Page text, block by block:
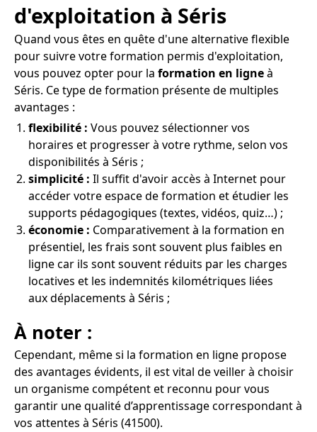
d'exploitation à Séris
Quand vous êtes en quête d'une alternative flexible
pour suivre votre formation permis d'exploitation,
vous pouvez opter pour la formation en ligneà
Séris. Ce type de formation présente de multiples
avantages :
flexibilité : Vous pouvez sélectionner vos
horaires et progresser à votre rythme, selon vos
disponibilités à Séris ;
simplicité : Il suffit d'avoir accès à Internet pour
accéder votre espace de formation et étudier les
supports pédagogiques (textes, vidéos, quiz…) ;
économie : Comparativement à la formation en
présentiel, les frais sont souvent plus faibles en
ligne car ils sont souvent réduits par les charges
locatives et les indemnités kilométriques liées
aux déplacements à Séris ;
À noter :
Cependant, même si la formation en ligne propose
des avantages évidents, il est vital de veiller à choisir
un organisme compétent et reconnu pour vous
garantir une qualité d’apprentissage correspondant à
vos attentes à Séris (41500).